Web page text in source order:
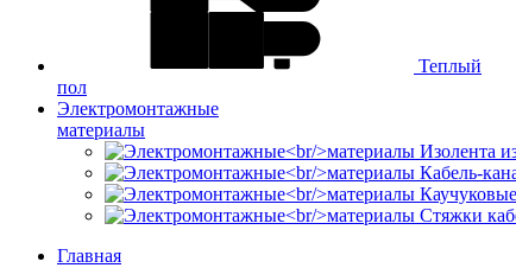
Теплый
пол
Электромонтажные
материалы
Изолента
Кабель-
Стяжки
Главная